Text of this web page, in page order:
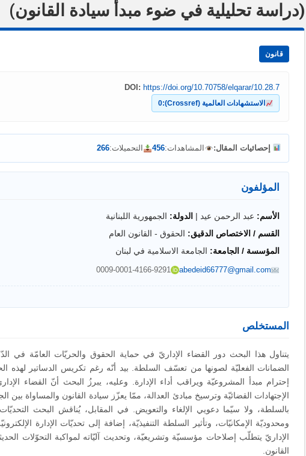
(دراسة تحليلية في ضوء مبدأ سيادة القانون)
قانون
DOI: https://doi.org/10.70758/elqarar/10.28.7
الاستشهادات العالمية (Crossref): 0
إحصائيات المقال: المشاهدات:456 التحميلات:266
المؤلفون
الأسم: عبد الرحمن عيد | الدولة: الجمهورية اللبنانية
القسم / الاختصاص الدقيق: الحقوق - القانون العام
المؤسسة / الجامعة: الجامعة الاسلامية في لبنان
abedeid66777@gmail.com
0009-0001-4166-9291
المستخلص
يتناول هذا البحث دور القضاء الإداريّ في حماية الحقوق والحريّات العامّة في
الضمانات الفعليّة لصونها من تعسّف السلطة. بيد أنّه رغم تكريس الدساتير لهذه
إحترام مبدأ المشروعيّة ويراقب أداء الإدارة. وعليه، يبرزُ البحث أنّ القضاء
الإجتهادات القضائيّة وترسيخ مبادئ العدالة، ممّا يعزّز سيادة القانون والمساواة بين
بالسلطة، ولا سيّما دعويي الإلغاء والتعويض. في المقابل، يُناقش البحث
ومحدوديّة الإمكانيّات، وتأثير السلطة التنفيذيّة، إضافة إلى تحديّات الإدارة
الإداريّ يتطلّب إصلاحات مؤسسيّة وتشريعيّة، وتحديث آليّاته لمواكبة التحوّلات
القانون.